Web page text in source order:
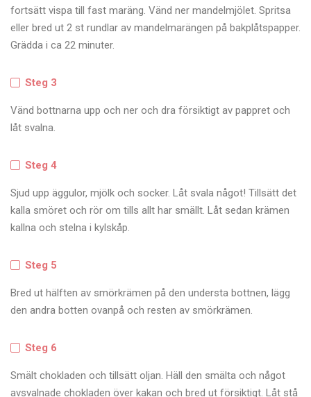
fortsätt vispa till fast maräng. Vänd ner mandelmjölet. Spritsa
eller bred ut 2 st rundlar av mandelmarängen på bakplåtspapper.
Grädda i ca 22 minuter.
Steg 3
Vänd bottnarna upp och ner och dra försiktigt av pappret och
låt svalna.
Steg 4
Sjud upp äggulor, mjölk och socker. Låt svala något! Tillsätt det
kalla smöret och rör om tills allt har smällt. Låt sedan krämen
kallna och stelna i kylskåp.
Steg 5
Bred ut hälften av smörkrämen på den understa bottnen, lägg
den andra botten ovanpå och resten av smörkrämen.
Steg 6
Smält chokladen och tillsätt oljan. Häll den smälta och något
avsvalnade chokladen över kakan och bred ut försiktigt. Låt stå